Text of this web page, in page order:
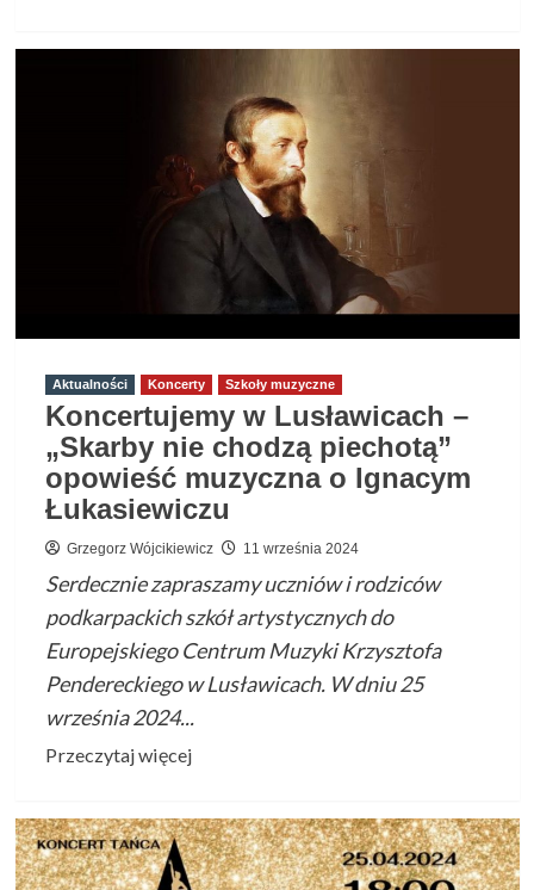
o
„Harnasie”
opracowaniu
na
2
fortepiany
Strzyżów
28.11.2024
Aktualności Koncerty Szkoły muzyczne
Koncertujemy w Lusławicach –
„Skarby nie chodzą piechotą”
opowieść muzyczna o Ignacym
Łukasiewiczu
Grzegorz Wójcikiewicz 11 września 2024
Serdecznie zapraszamy uczniów i rodziców
podkarpackich szkół artystycznych do
Europejskiego Centrum Muzyki Krzysztofa
Pendereckiego w Lusławicach. W dniu 25
września 2024...
Przeczytaj więcejPrzeczytaj
o
Koncertujemy
w